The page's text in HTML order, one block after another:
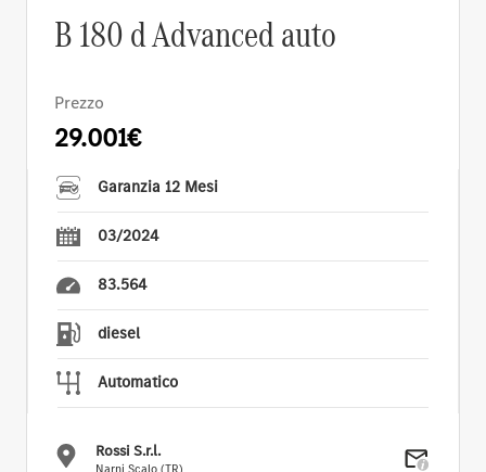
B 180 d Advanced auto
Prezzo
29.001€
Garanzia 12 Mesi
03/2024
83.564
diesel
Automatico
Rossi S.r.l.